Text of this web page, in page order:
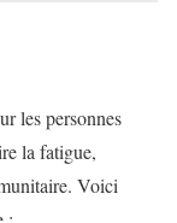
les personnes
la fatigue,
Voici